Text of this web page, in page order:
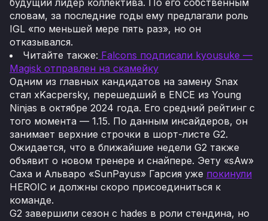
будущий лидер коллектива. По его собственным
словам, за последние годы ему предлагали роль
IGL «по меньшей мере пять раз», но он
отказывался.
Читайте также: Falcons подписали kyousuke —
Magisk отправлен на скамейку
Одним из главных кандидатов на замену Snax
стал xKacpersky, перешедший в ENCE из Young
Ninjas в октябре 2024 года. Его средний рейтинг с
того момента — 1.15. По данным инсайдеров, он
занимает верхние строчки в шорт-листе G2.
Ожидается, что в ближайшие недели G2 также
объявит о новом тренере и снайпере. Эету «sAw»
Саха и Альваро «SunPayus» Гарсия уже покинули
HEROIC и должны скоро присоединиться к
команде.
G2 завершили сезон с hades в роли стендина, но